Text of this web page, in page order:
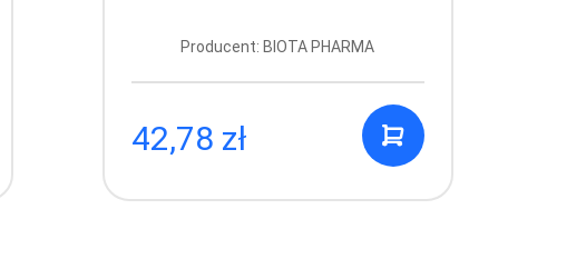
Producent: BIOTA PHARMA
42,78 zł